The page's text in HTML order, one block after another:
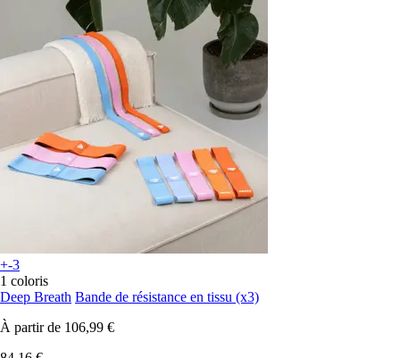
+-3
1 coloris
Deep Breath Bande de résistance en tissu (x3)
À partir de 106,99 €